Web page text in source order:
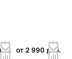
от 2 990 руб.